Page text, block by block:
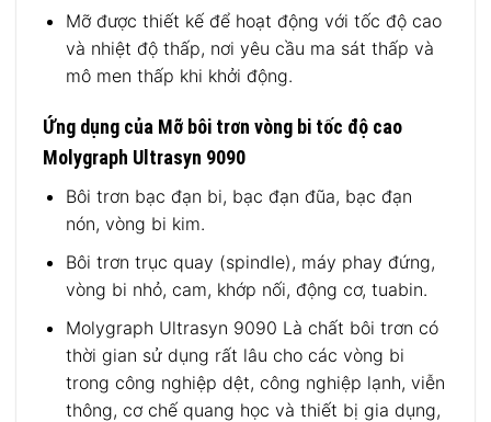
Mỡ được thiết kế để hoạt động với tốc độ cao
và nhiệt độ thấp, nơi yêu cầu ma sát thấp và
mô men thấp khi khởi động.
Ứng dụng của Mỡ bôi trơn vòng bi tốc độ cao
Molygraph Ultrasyn 9090
Bôi trơn bạc đạn bi, bạc đạn đũa, bạc đạn
nón, vòng bi kim.
Bôi trơn trục quay (spindle), máy phay đứng,
vòng bi nhỏ, cam, khớp nối, động cơ, tuabin.
Molygraph Ultrasyn 9090 Là chất bôi trơn có
thời gian sử dụng rất lâu cho các vòng bi
trong công nghiệp dệt, công nghiệp lạnh, viễn
thông, cơ chế quang học và thiết bị gia dụng,